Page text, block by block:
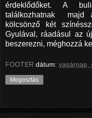
érdeklődőket. A
találkozhatnak majd
kölcsönző két
Gyulával, ráadásul az
beszerezni, méghozzá
FOOTER dátum: vasárnap,
Megosztás